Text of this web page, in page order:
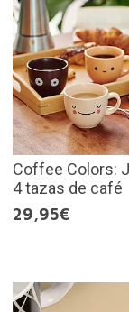
Coffee Colors:
4 tazas de café
29,95€